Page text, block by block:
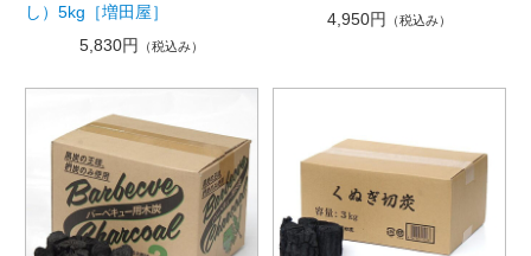
し）5kg［増田屋］
5,830円
（税込み）
4,950円
（税込み）